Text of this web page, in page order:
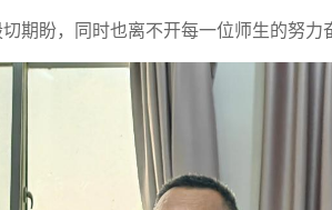
期盼，同时也离不开每一位师生的努力